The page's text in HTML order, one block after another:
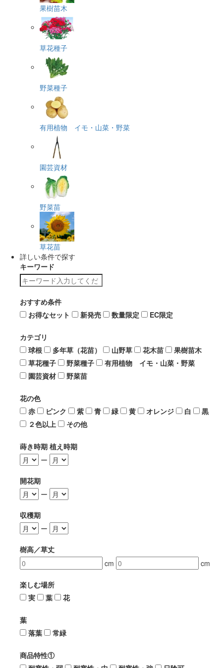
果樹苗木
草花種子
野菜種子
有用植物 イモ・山菜・野菜
園芸資材
野菜苗
草花苗
詳しい条件で探す
キーワード
おすすめ条件
お得なセット
新発売 数量限定 EC限定
カテゴリ
球根
多年草（花苗） 山野草 花木苗
果樹苗木
草花種子
野菜種子
有用植物 イモ・山菜・野菜
園芸資材
野菜苗
花の色
赤
ピンク 紫 青 緑 黄 オレンジ 白
黒
２色以上
その他
蒔き時期 植え時期
ー
開花期
ー
収穫期
ー
樹高／草丈
cm
cm
楽しむ場所
実
葉 花
葉
落葉
常緑
商品特性①